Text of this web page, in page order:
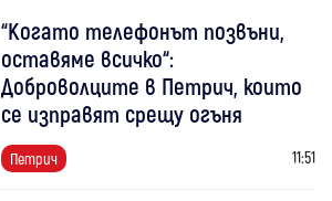
“Когато телефонът позвъни,
оставяме всичко“:
Доброволците в Петрич, които
се изправят срещу огъня
Петрич 11:51